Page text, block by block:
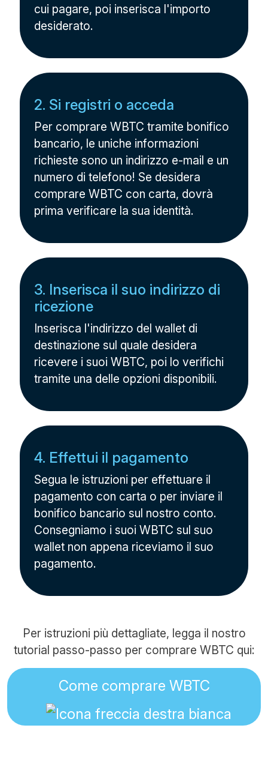
cui pagare, poi inserisca l'importo
desiderato.
2. Si registri o acceda
Per comprare WBTC tramite bonifico
bancario, le uniche informazioni
richieste sono un indirizzo e-mail e un
numero di telefono! Se desidera
comprare WBTC con carta, dovrà
prima verificare la sua identità.
3. Inserisca il suo indirizzo di
ricezione
Inserisca l'indirizzo del wallet di
destinazione sul quale desidera
ricevere i suoi WBTC, poi lo verifichi
tramite una delle opzioni disponibili.
4. Effettui il pagamento
Segua le istruzioni per effettuare il
pagamento con carta o per inviare il
bonifico bancario sul nostro conto.
Consegniamo i suoi WBTC sul suo
wallet non appena riceviamo il suo
pagamento.
Per istruzioni più dettagliate, legga il nostro
tutorial passo-passo per comprare WBTC qui:
Come comprare WBTC